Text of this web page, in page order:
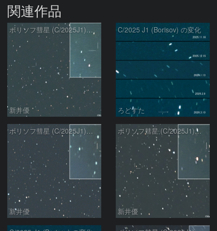
関連作品
ボリソフ彗星 (C/2025J1)：2026/03/17
新井優
C/2025 J1 (Borisov) の変化
ろどすた
ボリソフ彗星 (C/2025J1)：2026/03/05
新井優
ボリソフ彗星 (C/2025J1)：2026/02/22
新井優